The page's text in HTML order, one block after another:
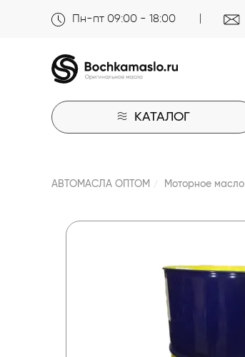
Пн-пт 09:00 - 18:00
КАТАЛОГ
АВТОМАСЛА ОПТОМ Моторное масло